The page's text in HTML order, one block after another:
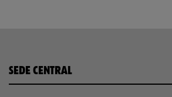
SEDE CENTRAL